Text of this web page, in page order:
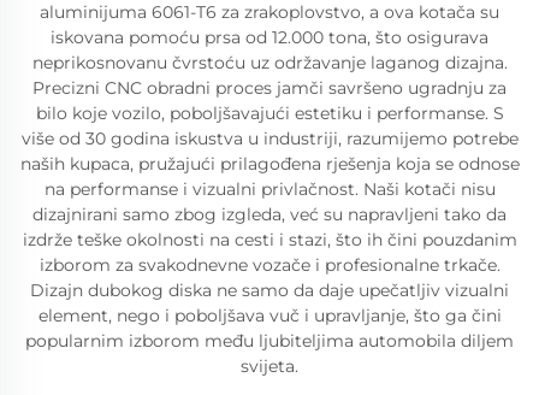
aluminijuma 6061-T6 za zrakoplovstvo, a ova kotača su
iskovana pomoću prsa od 12.000 tona, što osigurava
neprikosnovanu čvrstoću uz održavanje laganog dizajna.
Precizni CNC obradni proces jamči savršeno ugradnju za
bilo koje vozilo, poboljšavajući estetiku i performanse. S
više od 30 godina iskustva u industriji, razumijemo potrebe
naših kupaca, pružajući prilagođena rješenja koja se odnose
na performanse i vizualni privlačnost. Naši kotači nisu
dizajnirani samo zbog izgleda, već su napravljeni tako da
izdrže teške okolnosti na cesti i stazi, što ih čini pouzdanim
izborom za svakodnevne vozače i profesionalne trkače.
Dizajn dubokog diska ne samo da daje upečatljiv vizualni
element, nego i poboljšava vuč i upravljanje, što ga čini
popularnim izborom među ljubiteljima automobila diljem
svijeta.